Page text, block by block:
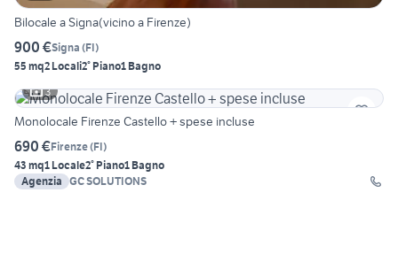
Bilocale a Signa(vicino a Firenze)
900 €Signa (FI)
55 mq2 Locali2° Piano1 Bagno
3
Monolocale Firenze Castello + spese incluse
690 €Firenze(FI)
43 mq1 Locale2° Piano1 Bagno
Agenzia GC SOLUTIONS